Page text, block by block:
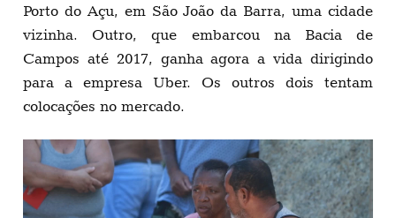
Porto do Açu, em São João da Barra, uma cidade
vizinha. Outro, que embarcou na Bacia de
Campos até 2017, ganha agora a vida dirigindo
para a empresa Uber. Os outros dois tentam
colocações no mercado.